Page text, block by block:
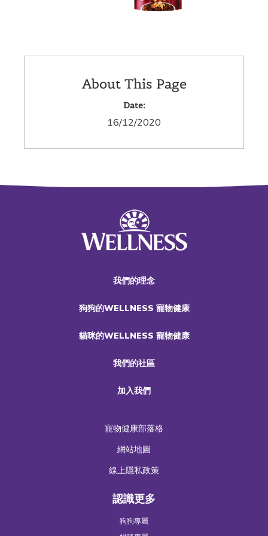
About This Page
Date:
16/12/2020
我們的理念
狗狗的WELLNESS 寵物健康
貓咪的WELLNESS 寵物健康
我們的社區
加入我們
寵物健康部落格
網站地圖
線上隱私政策
認識更多
狗狗專屬